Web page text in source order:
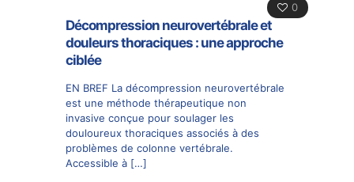
0
Décompression neurovertébrale et
douleurs thoraciques : une approche
ciblée
EN BREF La décompression neurovertébrale
est une méthode thérapeutique non
invasive conçue pour soulager les
douloureux thoraciques associés à des
problèmes de colonne vertébrale.
Accessible à […]